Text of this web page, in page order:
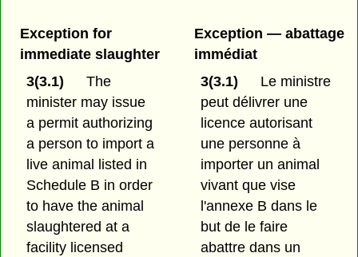
Exception for
immediate slaughter
3(3.1)
The
minister may issue
a permit authorizing
a person to import a
live animal listed in
Schedule B in order
to have the animal
slaughtered at a
facility licensed
Exception — abattage
immédiat
3(3.1)
Le ministre
peut délivrer une
licence autorisant
une personne à
importer un animal
vivant que vise
l'annexe B dans le
but de le faire
abattre dans un